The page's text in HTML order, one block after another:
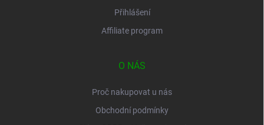
Přihlášení
Affiliate program
O NÁS
Proč nakupovat u nás
Obchodní podmínky